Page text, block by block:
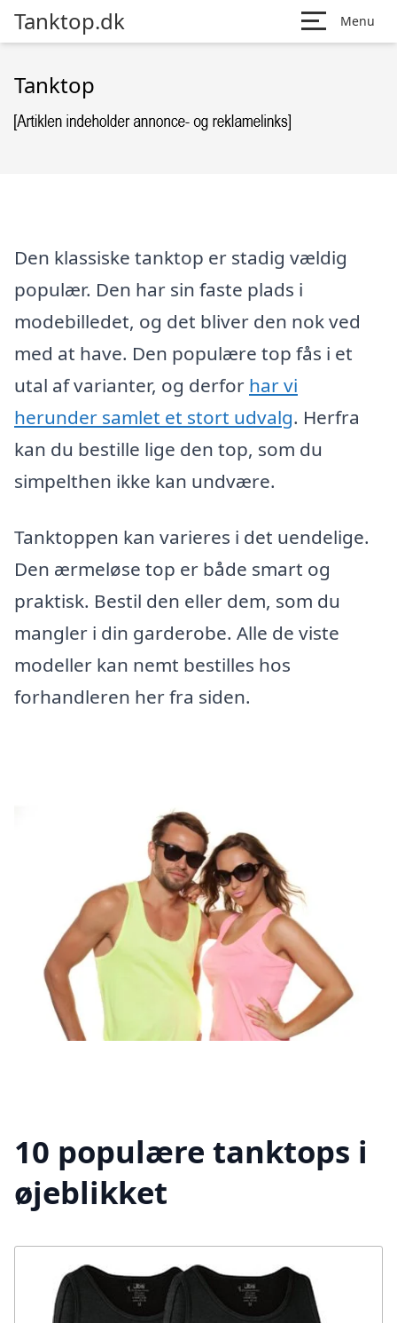
Tanktop.dk Menu
Tanktop
Den klassiske tanktop er stadig vældig
populær. Den har sin faste plads i
modebilledet, og det bliver den nok ved
med at have. Den populære top fås i et
utal af varianter, og derfor har vi
herunder samlet et stort udvalg. Herfra
kan du bestille lige den top, som du
simpelthen ikke kan undvære.
Tanktoppen kan varieres i det uendelige.
Den ærmeløse top er både smart og
praktisk. Bestil den eller dem, som du
mangler i din garderobe. Alle de viste
modeller kan nemt bestilles hos
forhandleren her fra siden.
10 populære tanktops i
øjeblikket